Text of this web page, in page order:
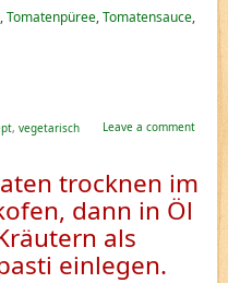
,Tomatenpüree,Tomatensauce,
, vegetarisch Leave a comment
trocknen im
dann in Öl
als
einlegen.